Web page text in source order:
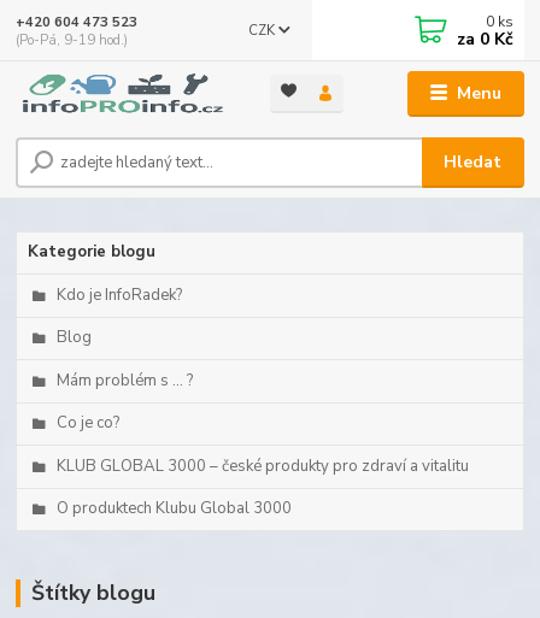
Menu
CZK
Hledat
+420 604 473 523
(Po-Pá, 9-19 hod.)
0 ks
za 0 Kč
Kategorie blogu
Kdo je InfoRadek?
Blog
Mám problém s ... ?
Co je co?
KLUB GLOBAL 3000 – české produkty pro zdraví a vitalitu
O produktech Klubu Global 3000
Štítky blogu